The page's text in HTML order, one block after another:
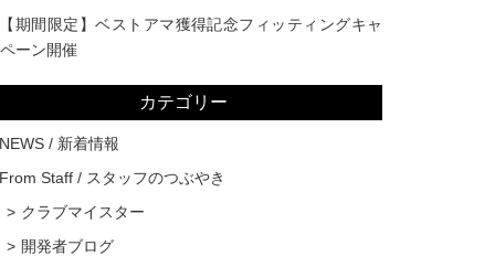
【期間限定】ベストアマ獲得記念フィッティングキャ
ーン開催
カテゴリー
NEWS / 新着情報
From Staff / スタッフのつぶやき
クラブマイスター
開発者ブログ